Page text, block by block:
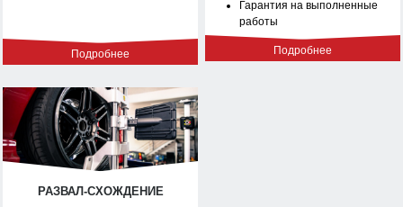
Подробнее
Гарантия на выполненные
работы
Подробнее
РАЗВАЛ-СХОЖДЕНИЕ